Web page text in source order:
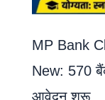
MP Bank
New: 570
आवेदन शुरू